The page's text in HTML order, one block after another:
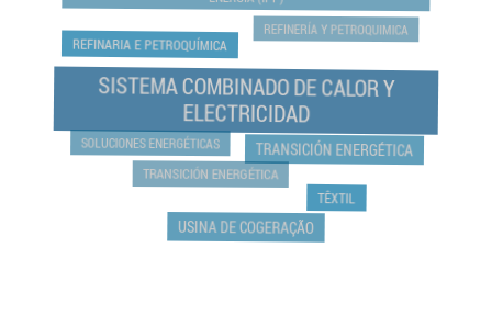
REFINARIA E PETROQUÍMICA
REFINERÍA Y PETROQUIMICA
SISTEMA COMBINADO DE CALOR Y
ELECTRICIDAD
SOLUCIONES ENERGÉTICAS TRANSICIÓN ENERGÉTICA
TRANSICIÓN ENERGÉTICA
TÊXTIL
USINA DE COGERAÇÃO